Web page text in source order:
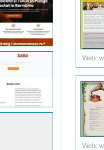
Web:
Web: